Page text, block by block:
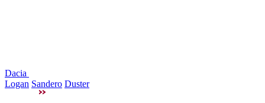
Dacia
Logan Sandero Duster